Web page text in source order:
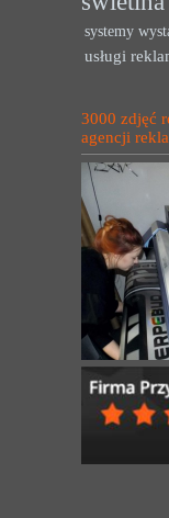
systemy
usługi
3000 zdjęć
agencji